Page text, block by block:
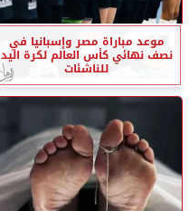
موعد مباراة مصر وإسبانيا في
نصف نهائي كأس العالم لكرة اليد
للناشئات